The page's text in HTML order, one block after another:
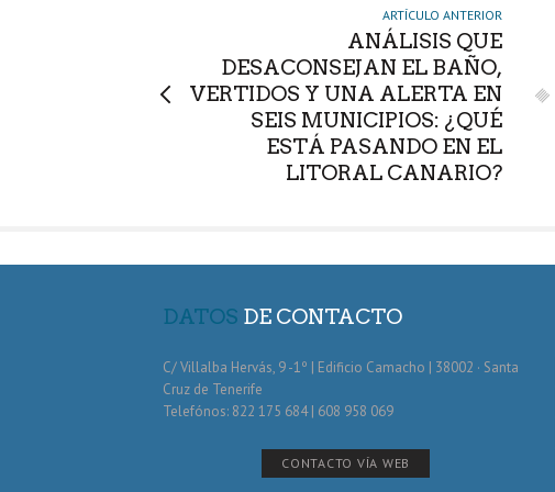
ARTÍCULO ANTERIOR
ANÁLISIS QUE
DESACONSEJAN EL BAÑO,
VERTIDOS Y UNA ALERTA EN
SEIS MUNICIPIOS: ¿QUÉ
ESTÁ PASANDO EN EL
LITORAL CANARIO?
DATOS DE CONTACTO
C/ Villalba Hervás, 9 -1º | Edificio Camacho | 38002 · Santa
Cruz de Tenerife
Telefónos: 822 175 684 | 608 958 069
CONTACTO VÍA WEB